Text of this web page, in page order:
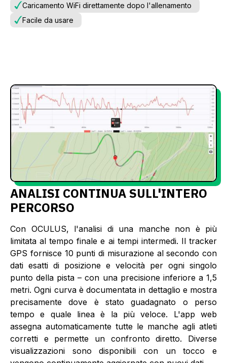
Caricamento WiFi direttamente dopo l'allenamento
Facile da usare
ANALISI CONTINUA SULL'INTERO
PERCORSO
Con OCULUS, l'analisi di una manche non è più
limitata al tempo finale e ai tempi intermedi. Il tracker
GPS fornisce 10 punti di misurazione al secondo con
dati esatti di posizione e velocità per ogni singolo
punto della pista – con una precisione inferiore a 1,5
metri. Ogni curva è documentata in dettaglio e mostra
precisamente dove è stato guadagnato o perso
tempo e quale linea è la più veloce. L'app web
assegna automaticamente tutte le manche agli atleti
corretti e permette un confronto diretto. Diverse
visualizzazioni sono disponibili con un tocco e